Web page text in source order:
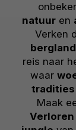
natuuren
Verken
reis naar
waar
tradities
Maak
Verloren